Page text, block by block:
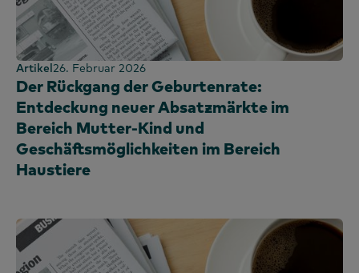
Artikel26. Februar 2026
Der Rückgang der Geburtenrate:
Entdeckung neuer Absatzmärkte im
Bereich Mutter-Kind und
Geschäftsmöglichkeiten im Bereich
Haustiere